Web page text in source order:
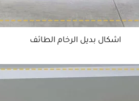
اشكال بديل الرخام الطائف